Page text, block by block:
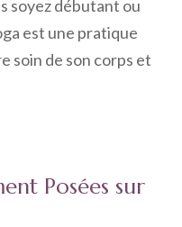
soyez débutant ou
est une pratique
soin de son corps et
Posées sur